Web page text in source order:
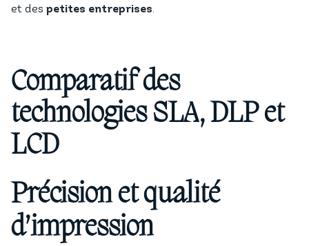
et des petites entreprises.
Comparatif des
technologies SLA, DLP et
LCD
Précision et qualité
d’impression